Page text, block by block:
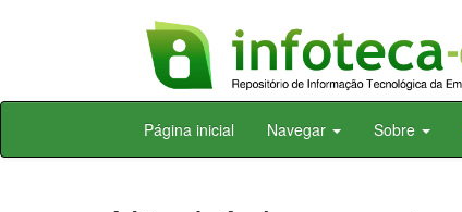
Skip
Página inicial Navegar Sobre